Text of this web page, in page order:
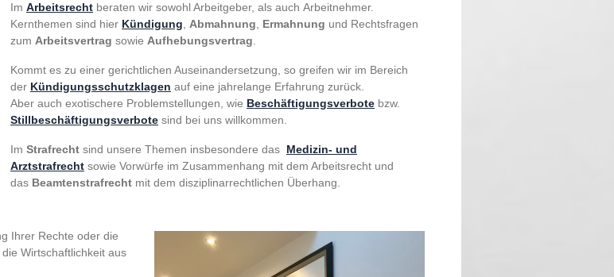
Im Arbeitsrecht beraten wir sowohl Arbeitgeber, als auch Arbeitnehmer.
Kernthemen sind hier Kündigung Abmahnung Ermahnung und Rechtsfragen
zum Arbeitsvertrag sowie Aufhebungsvertrag
Kommt es zu einer gerichtlichen Auseinandersetzung, so greifen wir im Bereich
der Kündigungsschutzklagen auf eine jahrelange Erfahrung zurück.
Aber auch exotischere Problemstellungen, wie Beschäftigungsverbote bzw.
Stillbeschäftigungsverbote sind bei uns willkommen.
Im Strafrecht sind unsere Themen insbesondere das Medizin- und
Arztstrafrecht sowie Vorwürfe im Zusammenhang mit dem Arbeitsrecht und
das Beamtenstrafrecht mit dem disziplinarrechtlichen Überhang.
Ihrer Rechte oder die
Wirtschaftlichkeit aus